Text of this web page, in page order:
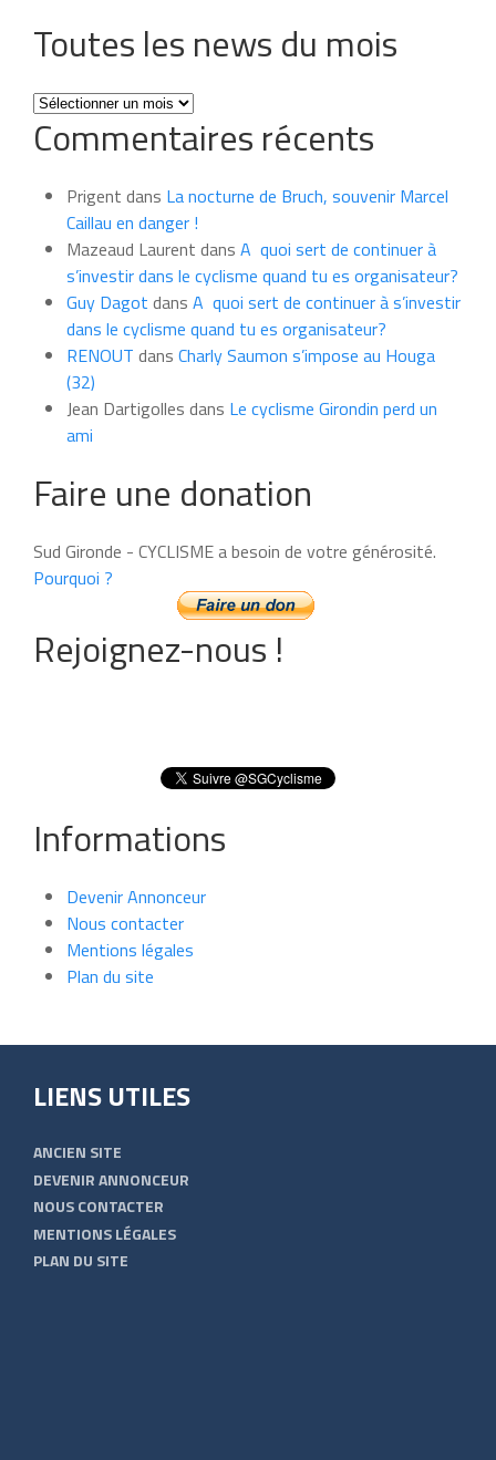
Toutes les news du mois
Toutes
les
news
mois
Commentaires récents
Prigent dans La nocturne de Bruch, souvenir Marcel
Caillau en danger !
Mazeaud Laurent dans A quoi sert de continuer à
s’investir dans le cyclisme quand tu es organisateur?
Guy Dagot dans A quoi sert de continuer à s’investir
dans le cyclisme quand tu es organisateur?
RENOUT dans Charly Saumon s’impose au Houga
(32)
Jean Dartigolles dans Le cyclisme Girondin perd un
ami
Faire une donation
Sud Gironde - CYCLISME a besoin de votre générosité.
Pourquoi ?
Rejoignez-nous !
Informations
Devenir Annonceur
Nous contacter
Mentions légales
Plan du site
LIENS UTILES
ANCIEN SITE
DEVENIR ANNONCEUR
NOUS CONTACTER
MENTIONS LÉGALES
PLAN DU SITE